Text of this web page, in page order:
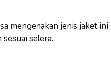
mengenakan jenis jaket
selera.